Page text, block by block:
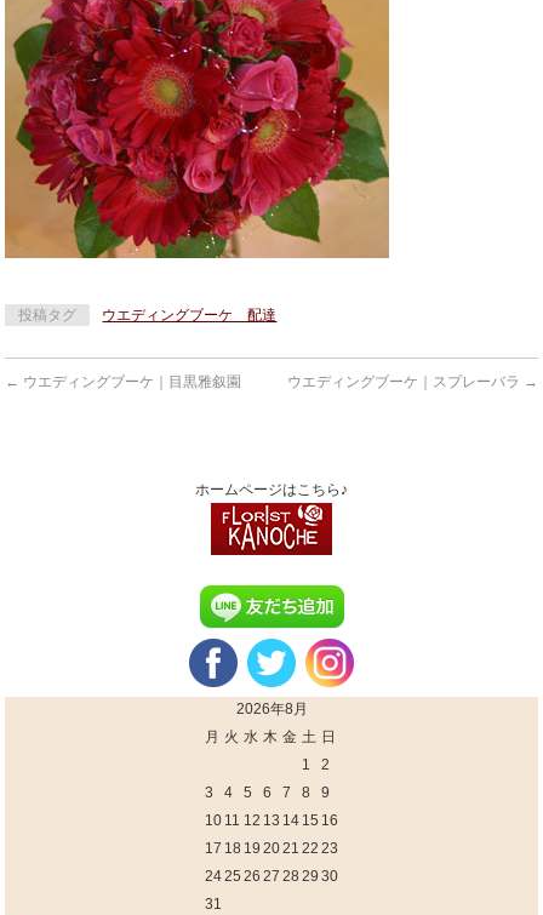
投稿タグ ウエディングブーケ 配達
← ウエディングブーケ｜目黒雅叙園 ウエディングブーケ｜スプレーバラ →
ホームページはこちら♪
2026年8月
月 火 水 木 金 土 日
1
2
3
4 5 6 7 8
9
10 11 12 13 14 15 16
17 18 19 2021 22 23
2425 26 27 28 29 30
31